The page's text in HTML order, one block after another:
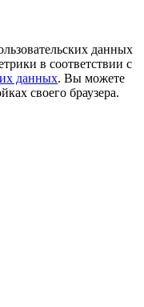
данных
в соответствии с
данных. Вы можете
своего браузера.